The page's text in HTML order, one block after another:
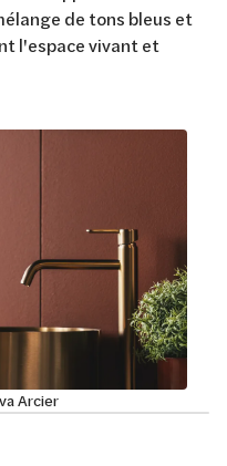
de tons bleus et
l'espace vivant et
Arcier